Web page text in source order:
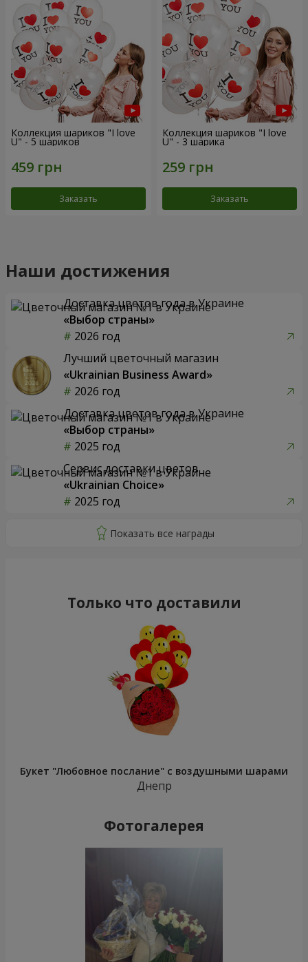
Коллекция шариков "I love
U" - 5 шариков
Заказать
Коллекция шариков "I love
U" - 3 шарика
Заказать
Наши достижения
Доставка цветов года в Украине
«Выбор страны»
2026 год
Лучший цветочный магазин
«Ukrainian Business Award»
2026 год
Доставка цветов года в Украине
«Выбор страны»
2025 год
Сервис доставки цветов
«Ukrainian Choice»
2025 год
Только что доставили
Букет "Любовное послание" с воздушными шарами
Днепр
Фотогалерея